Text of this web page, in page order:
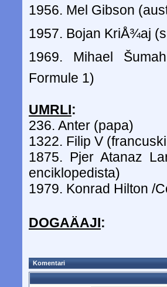
1956. Mel Gibson
1957. Bojan KriÅ¾aj
1969. Mihael
Formule 1)
UMRLI:
236. Anter (papa)
1322. Filip V
1875. Pjer Atanaz
enciklopedista)
1979. Konrad Hilton /
DOGAÄAJI:
Komentari